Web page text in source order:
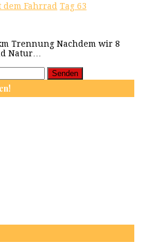
Fahrrad Tag 63
Trennung Nachdem wir 8
Natur…
Senden